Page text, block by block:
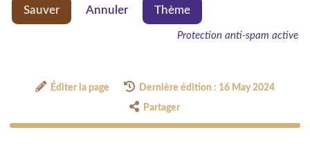
Sauver Annuler Thème
Protection anti-spam active
Éditer la page Dernière édition : 16 May 2024
Partager